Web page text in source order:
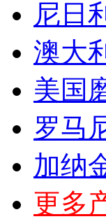
尼日
澳大
美国
罗马
加纳
更多